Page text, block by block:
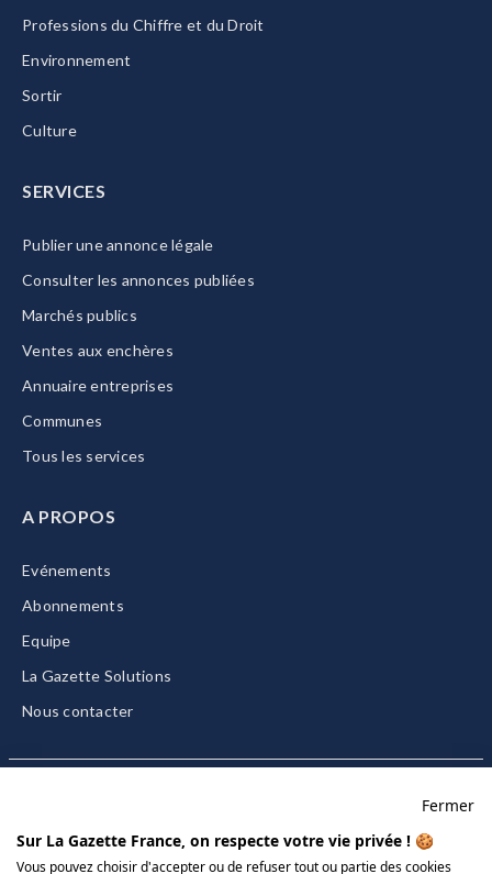
Professions du Chiffre et du Droit
Environnement
Sortir
Culture
SERVICES
Publier une annonce légale
Consulter les annonces publiées
Marchés publics
Ventes aux enchères
Annuaire entreprises
Communes
Tous les services
A PROPOS
Evénements
Abonnements
Equipe
La Gazette Solutions
Nous contacter
CGU/CGV
Fermer
Sur La Gazette France, on respecte votre vie privée ! 🍪
Vous pouvez choisir d'accepter ou de refuser tout ou partie des cookies